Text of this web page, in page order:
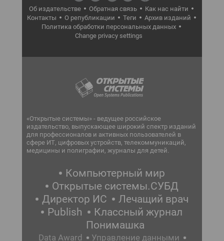
Об издательстве Обратная связь
Как нас найти
Контакты
О републикации Теги
Архив изданий
Политика обработки персональных данных
Change privacy settings
«Открытые системы» - ведущее российское
издательство, выпускающее широкий спектр изданий
для профессионалов и активных пользователей в
сфере ИТ, цифровых устройств, телекоммуникаций,
медицины и полиграфии, журналы для детей.
Компьютерный мир
Открытые системы.СУБД
Директор ИС
Лечащий врач
Publish
Классный журнал
Понимашка
Data Award Управление данными